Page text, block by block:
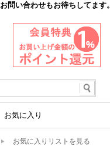
お問い合わせもお待ちしてます。
お気に入り
お気に入りリストを見る